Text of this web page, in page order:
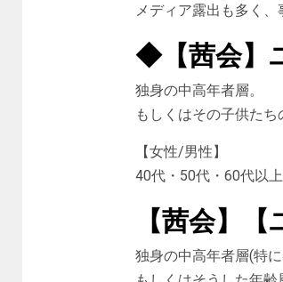
メディア露出も多く
◆【茜会】
独身の中高年者層。
もしくはその子供たち
【女性/男性】
40代・50代・60代以上
【茜会】【
独身の中高年者層(特に